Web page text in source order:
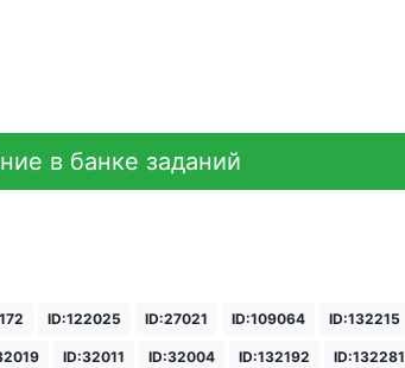
в банке заданий
ID:122025 ID:27021 ID:109064 ID:132215
ID:32011 ID:32004 ID:132192 ID:132281